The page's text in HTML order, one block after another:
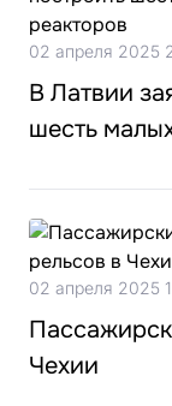
02 апреля 2025
В Латвии
шесть
02 апреля 2025
Чехии